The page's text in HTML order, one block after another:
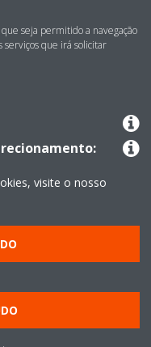
Act
seja permitido a navegação
serviços que irá solicitar
visite o nosso